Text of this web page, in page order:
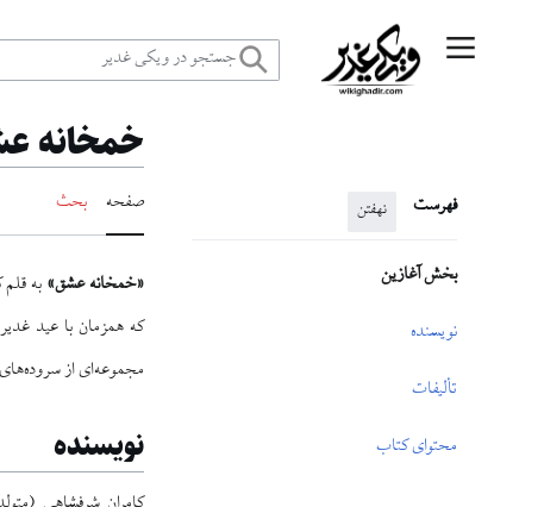
منوی اصلی
فهرست نهفتن
بخش آغازین
نویسنده
تألیفات
محتوای کتاب
خمخانه
صفحه بحث
«خمخانه عشق»به
که همزمان با عید
مجموعه‌ای از
نویسنده